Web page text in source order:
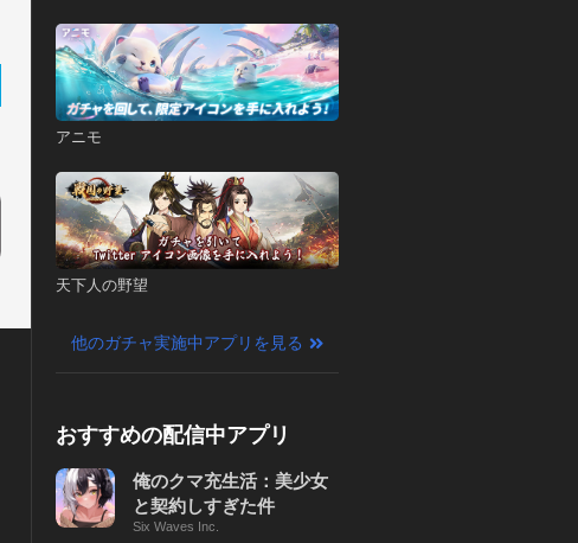
アニモ
天下人の野望
他のガチャ実施中アプリを見る
おすすめの配信中アプリ
俺のクマ充生活：美少女
と契約しすぎた件
Six Waves Inc.